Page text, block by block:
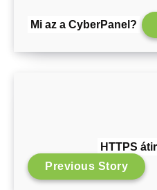
Mi az a CyberPanel?
HTTPS
Previous Story